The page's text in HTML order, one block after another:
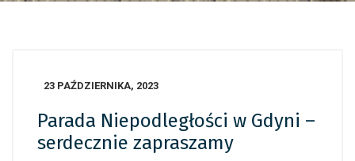
23 PAŹDZIERNIKA, 2023
Parada Niepodległości w Gdyni –
serdecznie zapraszamy